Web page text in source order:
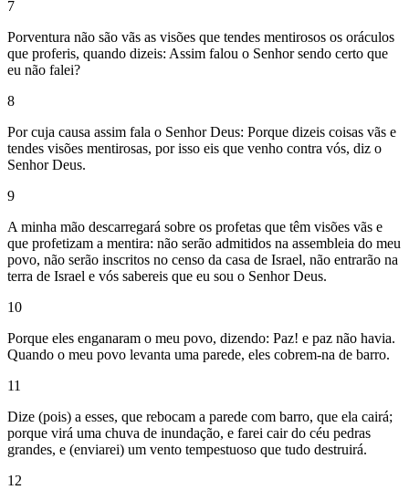
7
Porventura não são vãs as visões que tendes mentirosos os oráculos
que proferis, quando dizeis: Assim falou o Senhor sendo certo que
eu não falei?
8
Por cuja causa assim fala o Senhor Deus: Porque dizeis coisas vãs e
tendes visões mentirosas, por isso eis que venho contra vós, diz o
Senhor Deus.
9
A minha mão descarregará sobre os profetas que têm visões vãs e
que profetizam a mentira: não serão admitidos na assembleia do meu
povo, não serão inscritos no censo da casa de Israel, não entrarão na
terra de Israel e vós sabereis que eu sou o Senhor Deus.
10
Porque eles enganaram o meu povo, dizendo: Paz! e paz não havia.
Quando o meu povo levanta uma parede, eles cobrem-na de barro.
11
Dize (pois) a esses, que rebocam a parede com barro, que ela cairá;
porque virá uma chuva de inundação, e farei cair do céu pedras
grandes, e (enviarei) um vento tempestuoso que tudo destruirá.
12